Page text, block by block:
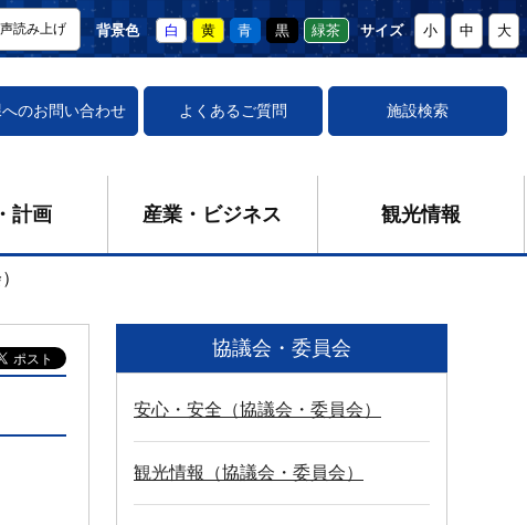
読み上げ 背景色 白 黄 青 黒 緑茶 サイズ 小 中 大
のお問い合わせ よくあるご質問 施設検索
計画 産業・ビジネス 観光情報
協議会・委員会
安心・安全（協議会・委員会）
観光情報（協議会・委員会）